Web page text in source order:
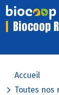
Biocoop
Accueil
Toutes nos